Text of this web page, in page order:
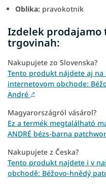
Oblika: pravokotnik
Izdelek
trgovinah:
Nakupujete zo Slovenska?
Tento produkt nájdete aj na
internetovom obchode:
André ↗
Magyarországról vásárol?
Ez a termék megtalálható
ANDRÉ bézs-barna
Nakupujete z Česka?
Tento produkt najdete i v
obchodě: Béžovo-hnědý